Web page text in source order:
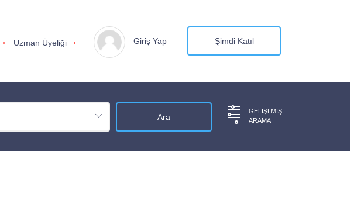
Uzman Üyeliği Giriş Yap Şimdi Katıl
GELIŞLMIŞ
ARAMA